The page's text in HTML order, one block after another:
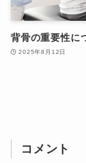
背骨の重要性に
2025年8月12日
コメント